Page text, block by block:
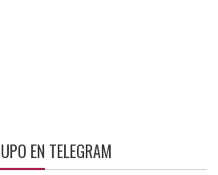
EN TELEGRAM